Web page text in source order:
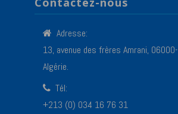
Adresse:
13, avenue des frères Amrani,
Algérie.
Tél:
+213 (0) 034 16 76 31